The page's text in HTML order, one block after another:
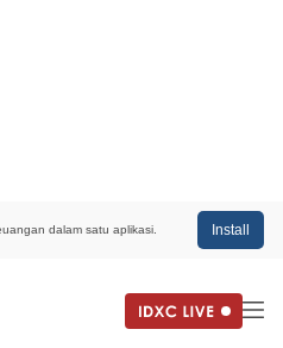
dalam satu aplikasi. Install